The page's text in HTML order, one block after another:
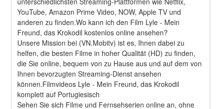
YouTube, Amazon Prime Video, NOW, Apple TV und
anderen zu finden.Wo kann ich den Film Lyle - Mein
Freund, das Krokodil kostenlos online ansehen?
Unsere Mission bei (VN.Mobitv) ist es, Ihnen dabei zu
helfen, die besten Filme in hoher Qualität (HD) zu finden,
die Sie online, bequem von zu Hause aus und auf dem von
Ihnen bevorzugten Streaming-Dienst ansehen
können.Filmvideos Lyle - Mein Freund, das Krokodil
komplett auf Portugiesisch
Sehen Sie sich Filme und Fernsehserien online an, ohne